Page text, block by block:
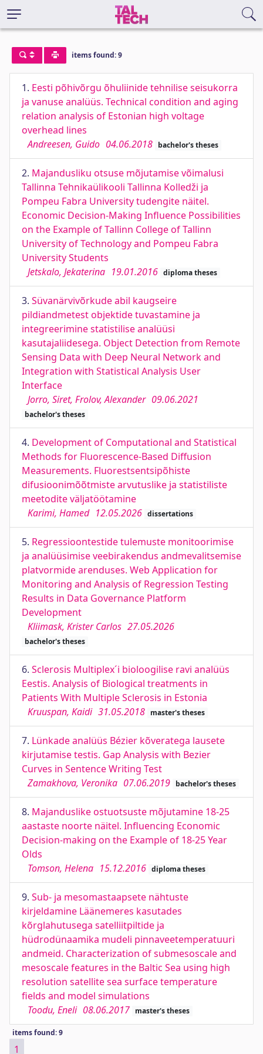
items found: 9
1. Eesti põhivõrgu õhuliinide tehnilise seisukorra
ja vanuse analüüs. Technical condition and aging
relation analysis of Estonian high voltage
overhead lines
Andreesen, Guido 04.06.2018 bachelor's theses
2. Majandusliku otsuse mõjutamise võimalusi
Tallinna Tehnikaülikooli Tallinna Kolledži ja
Pompeu Fabra University tudengite näitel.
Economic Decision-Making Influence Possibilities
on the Example of Tallinn College of Tallinn
University of Technology and Pompeu Fabra
University Students
Jetskalo, Jekaterina 19.01.2016 diploma theses
3. Süvanärvivõrkude abil kaugseire
pildiandmetest objektide tuvastamine ja
integreerimine statistilise analüüsi
kasutajaliidesega. Object Detection from Remote
Sensing Data with Deep Neural Network and
Integration with Statistical Analysis User
Interface
Jorro, Siret, Frolov, Alexander 09.06.2021
bachelor's theses
4. Development of Computational and Statistical
Methods for Fluorescence-Based Diffusion
Measurements. Fluorestsentsipõhiste
difusioonimõõtmiste arvutuslike ja statistiliste
meetodite väljatöötamine
Karimi, Hamed 12.05.2026 dissertations
5. Regressioontestide tulemuste monitoorimise
ja analüüsimise veebirakendus andmevalitsemise
platvormide arenduses. Web Application for
Monitoring and Analysis of Regression Testing
Results in Data Governance Platform
Development
Kliimask, Krister Carlos 27.05.2026
bachelor's theses
6. Sclerosis Multiplex´i bioloogilise ravi analüüs
Eestis. Analysis of Biological treatments in
Patients With Multiple Sclerosis in Estonia
Kruuspan, Kaidi 31.05.2018 master's theses
7. Lünkade analüüs Bézier kõveratega lausete
kirjutamise testis. Gap Analysis with Bezier
Curves in Sentence Writing Test
Zamakhova, Veronika 07.06.2019 bachelor's theses
8. Majanduslike ostuotsuste mõjutamine 18-25
aastaste noorte näitel. Influencing Economic
Decision-making on the Example of 18-25 Year
Olds
Tomson, Helena 15.12.2016 diploma theses
9. Sub- ja mesomastaapsete nähtuste
kirjeldamine Läänemeres kasutades
kõrglahutusega satelliitpiltide ja
hüdrodünaamika mudeli pinnaveetemperatuuri
andmeid. Characterization of submesoscale and
mesoscale features in the Baltic Sea using high
resolution satellite sea surface temperature
fields and model simulations
Toodu, Eneli 08.06.2017 master's theses
items found: 9
1